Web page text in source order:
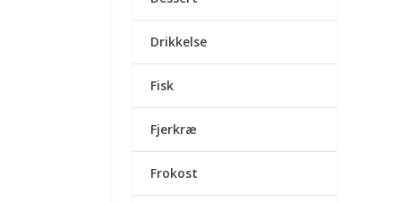
Drikkelse
Fisk
Fjerkræ
Frokost